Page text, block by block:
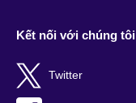
Kết nối với chúng tôi
Twitter